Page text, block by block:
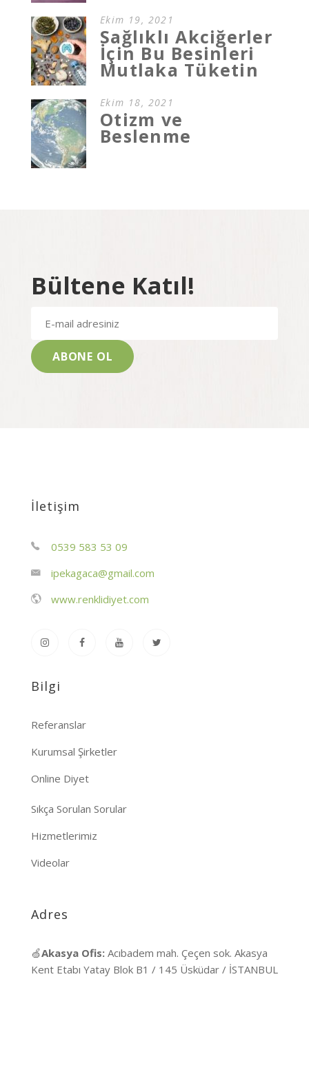
Ekim 19, 2021
Sağlıklı Akciğerler
İçin Bu Besinleri
Mutlaka Tüketin
Ekim 18, 2021
Otizm ve
Beslenme
Bültene Katıl!
İletişim
0539 583 53 09
ipekagaca@gmail.com
www.renklidiyet.com
Bilgi
Referanslar
Kurumsal Şirketler
Online Diyet
Sıkça Sorulan Sorular
Hizmetlerimiz
Videolar
Adres
🍏Akasya Ofis: Acıbadem mah. Çeçen sok. Akasya
Kent Etabı Yatay Blok B1 / 145 Üsküdar / İSTANBUL